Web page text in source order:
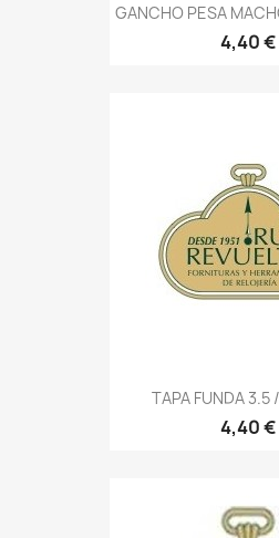
GANCHO PESA
4,40 €
TAPA FUNDA
4,40 €